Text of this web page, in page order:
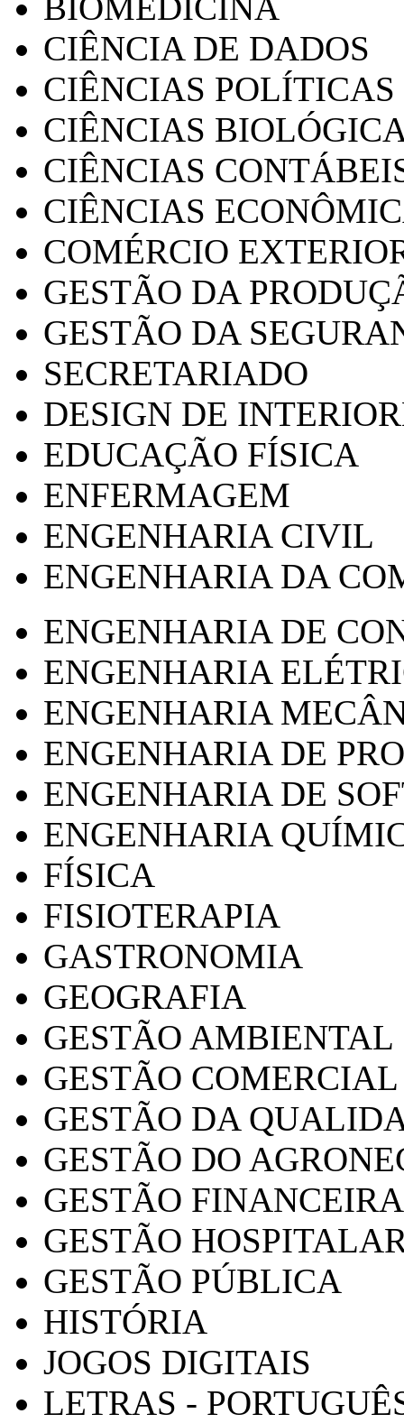
CIÊNCIA DE DADOS
CIÊNCIAS POLÍTICAS
CIÊNCIAS
CIÊNCIAS
CIÊNCIAS
COMÉRCIO
GESTÃO DA
GESTÃO DA
SECRETARIADO
DESIGN DE
EDUCAÇÃO FÍSICA
ENFERMAGEM
ENGENHARIA CIVIL
ENGENHARIA DA
ENGENHARIA DE
ENGENHARIA
ENGENHARIA
ENGENHARIA DE
ENGENHARIA DE
ENGENHARIA
FÍSICA
FISIOTERAPIA
GASTRONOMIA
GEOGRAFIA
GESTÃO AMBIENTAL
GESTÃO COMERCIAL
GESTÃO DA
GESTÃO DO
GESTÃO FINANCEIRA
GESTÃO
GESTÃO PÚBLICA
HISTÓRIA
JOGOS DIGITAIS
LETRAS -